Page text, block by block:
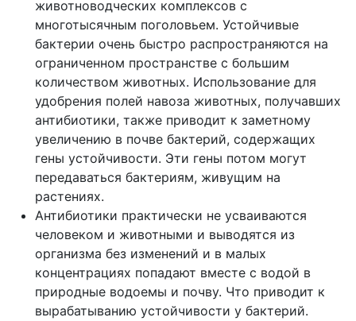
животноводческих комплексов с
многотысячным поголовьем. Устойчивые
бактерии очень быстро распространяются на
ограниченном пространстве с большим
количеством животных. Использование для
удобрения полей навоза животных, получавших
антибиотики, также приводит к заметному
увеличению в почве бактерий, содержащих
гены устойчивости. Эти гены потом могут
передаваться бактериям, живущим на
растениях.
Антибиотики практически не усваиваются
человеком и животными и выводятся из
организма без изменений и в малых
концентрациях попадают вместе с водой в
природные водоемы и почву. Что приводит к
вырабатыванию устойчивости у бактерий.